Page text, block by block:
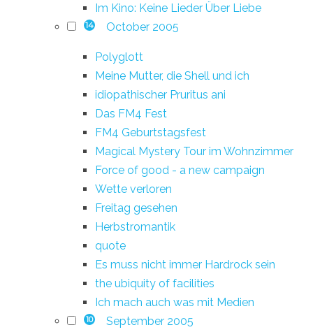
Im Kino: Keine Lieder Über Liebe
14 October 2005
Polyglott
Meine Mutter, die Shell und ich
idiopathischer Pruritus ani
Das FM4 Fest
FM4 Geburtstagsfest
Magical Mystery Tour im Wohnzimmer
Force of good - a new campaign
Wette verloren
Freitag gesehen
Herbstromantik
quote
Es muss nicht immer Hardrock sein
the ubiquity of facilities
Ich mach auch was mit Medien
10 September 2005